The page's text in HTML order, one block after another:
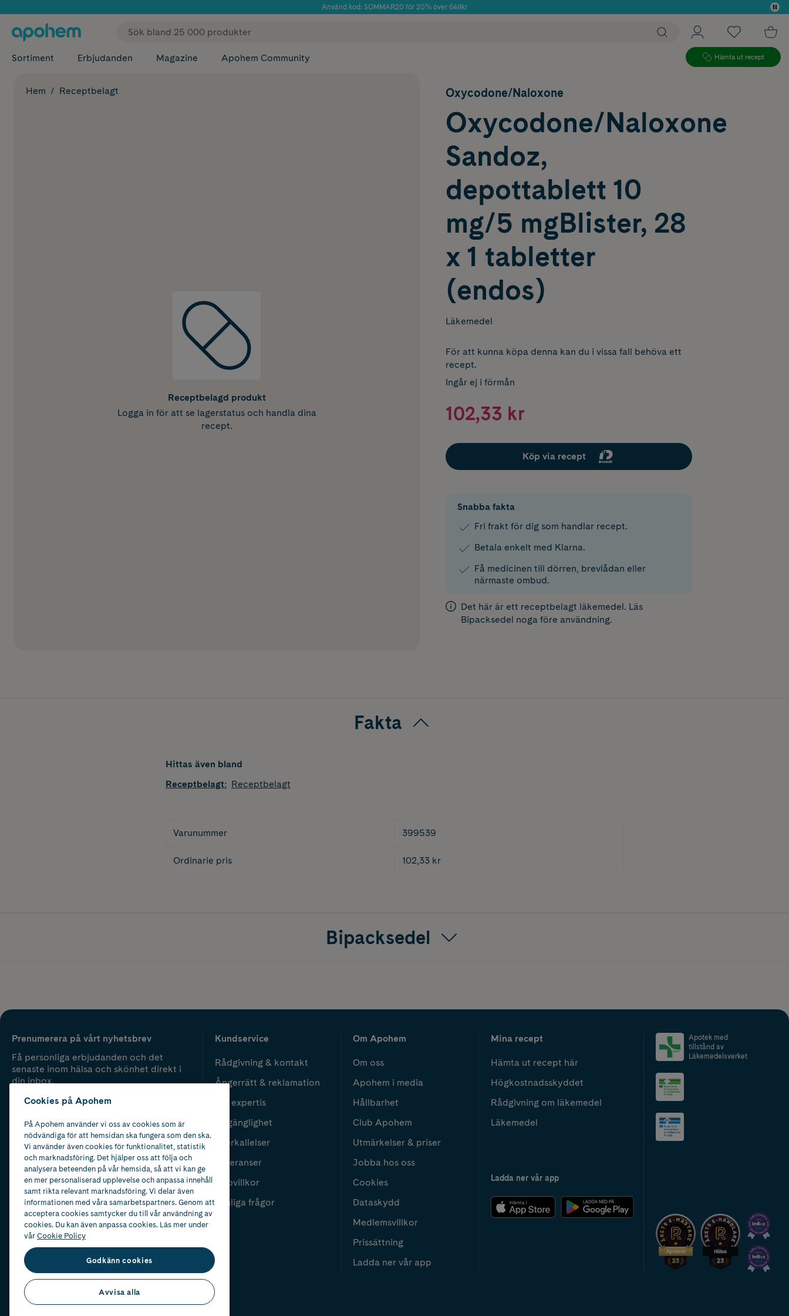
Använd kod: SOMMAR20 för 20% över 649kr
✓ Fri frakt
Sortiment Erbjudanden Magazine Apohem Community Hämta ut recept
Hem Receptbelagt
Receptbelagd produkt
Logga in för att se lagerstatus och handla dina
recept.
Oxycodone/Naloxone
Oxycodone/Naloxone
Sandoz,
depottablett 10
mg/5 mgBlister, 28
x 1 tabletter
(endos)
Läkemedel
För att kunna köpa denna kan du i vissa fall behöva ett
recept.
Ingår ej i förmån
102,33 kr
Köp via recept
Snabba fakta
Fri frakt för dig som handlar recept.
Betala enkelt med Klarna.
Få medicinen till dörren, brevlådan eller
närmaste ombud.
Det här är ett receptbelagt läkemedel. Läs
Bipacksedel noga före användning.
Fakta
Hittas även bland
Receptbelagt: Receptbelagt
Varunummer 399539
Ordinarie pris 102,33 kr
Bipacksedel
Prenumerera på vårt nyhetsbrev
Få personliga erbjudanden och det
senaste inom hälsa och skönhet direkt i
din inbox.
Kundservice
Rådgivning & kontakt
Ångerrätt & reklamation
Vår expertis
Tillgänglighet
Återkallelser
Leveranser
Köpvillkor
Vanliga frågor
Om Apohem
Om oss
Apohem i media
Hållbarhet
Club Apohem
Utmärkelser & priser
Jobba hos oss
Cookies
Dataskydd
Medlemsvillkor
Prissättning
Ladda ner vår app
Mina recept
Hämta ut recept här
Högkostnadsskyddet
Rådgivning om läkemedel
Läkemedel
Ladda ner vår app
Apotek med
tillstånd av
Läkemedelsverket
2024
Cookies på Apohem
På Apohem använder vi oss av cookies som är
nödvändiga för att hemsidan ska fungera som den ska.
Vi använder även cookies för funktionalitet, statistik
och marknadsföring. Det hjälper oss att följa och
analysera beteenden på vår hemsida, så att vi kan ge
en mer personaliserad upplevelse och anpassa innehåll
samt rikta relevant marknadsföring. Vi delar även
informationen med våra samarbetspartners. Genom att
acceptera cookies samtycker du till vår användning av
cookies. Du kan även anpassa cookies. Läs mer under
vårCookie Policy
Godkänn cookies
Avvisa alla